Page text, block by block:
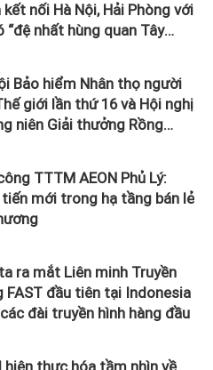
kết nối Hà Nội, Hải Phòng với
“đệ nhất hùng quan Tây
Bảo hiểm Nhân thọ người
giới lần thứ 16 và Hội nghị
niên Giải thưởng Rồng
TTTM AEON Phủ Lý:
mới trong hạ tầng bán lẻ
ra mắt Liên minh Truyền
FAST đầu tiên tại Indonesia
đài truyền hình hàng đầu